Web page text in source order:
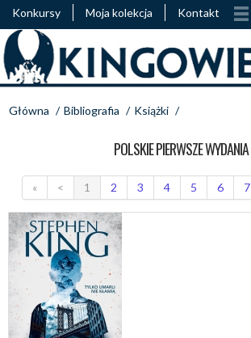
Konkursy Moja kolekcja Kontakt
Główna / Bibliografia / Książki /
POLSKIE PIERWSZE WYDANIA
« < 1 2 3 4 5 6 7